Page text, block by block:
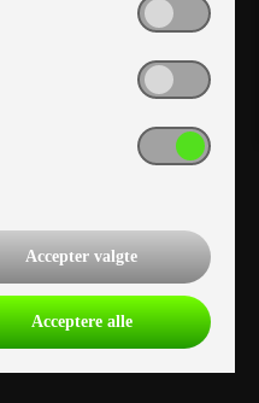
Accepter valgte
Acceptere alle